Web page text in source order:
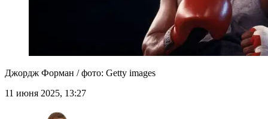
Джордж Форман / фото: Getty images
11 июня 2025, 13:27